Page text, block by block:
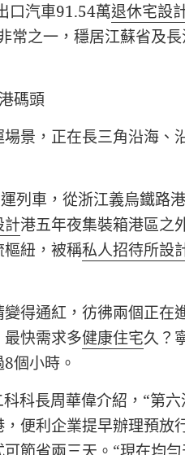
口汽車91.54萬退休宅設
常之一，穩居江蘇省及
碼頭
場景，正在長三角沿海、
列車，從浙江義烏鐵路
計港五年夜集裝箱港區之
紐，被稱私人招待所設
得通紅，彷彿兩個正在
快需求多健康住宅久？
個小時。
科長周華偉介紹，“第六
便利企業提早辦理預放